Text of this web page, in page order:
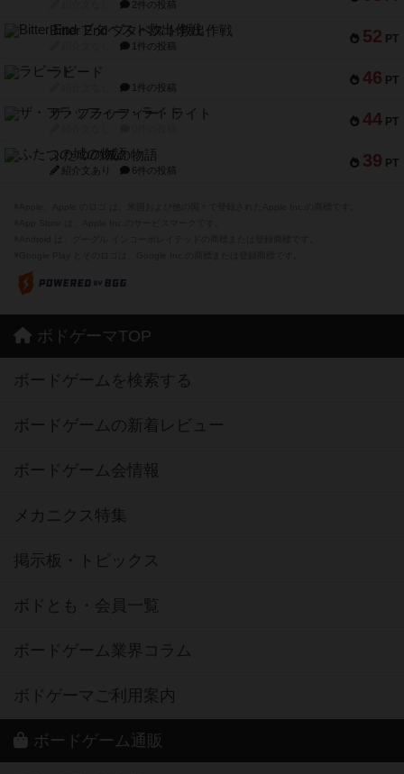
2件の投稿
52 PT
Bitter End ブタペスト救出作戦
1件の投稿
46 PT
ラピード
1件の投稿
44 PT
ザ・フラッフィー・ライト
39 PT
ふたつの城の物語
紹介文あり 6件の投稿
ボドゲーマTOP
ボードゲームを検索する
ボードゲームの新着レビュー
ボードゲーム会情報
メカニクス特集
掲示板・トピックス
ボドとも・会員一覧
ボードゲーム業界コラム
ボドゲーマご利用案内
ボードゲーム通販